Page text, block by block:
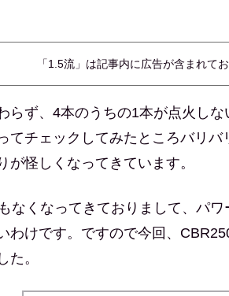
「1.5流」は記事内に広告が含まれてお
らず、4本のうちの1本が点火し
てチェックしてみたところバリ
怪しくなってきています。
なくなってきておりまして、パ
わけです。ですので今回、
た。